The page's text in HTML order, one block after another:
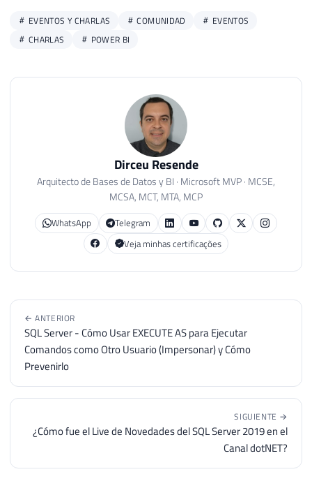
Dirceu Resende
Arquitecto de Bases de Datos y BI · Microsoft MVP · MCSE,
MCSA, MCT, MTA, MCP
WhatsApp
Telegram
Veja minhas certificações
← ANTERIOR
Prevenirlo
¿Cómo fue el Live de Novedades del SQL Server 2019 en el